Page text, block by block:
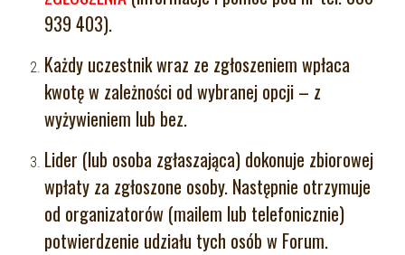
939 403).
Każdy uczestnik wraz ze zgłoszeniem wpłaca
kwotę w zależności od wybranej opcji – z
wyżywieniem lub bez.
Lider (lub osoba zgłaszająca) dokonuje zbiorowej
wpłaty za zgłoszone osoby. Następnie otrzymuje
od organizatorów (mailem lub telefonicznie)
potwierdzenie udziału tych osób w Forum.